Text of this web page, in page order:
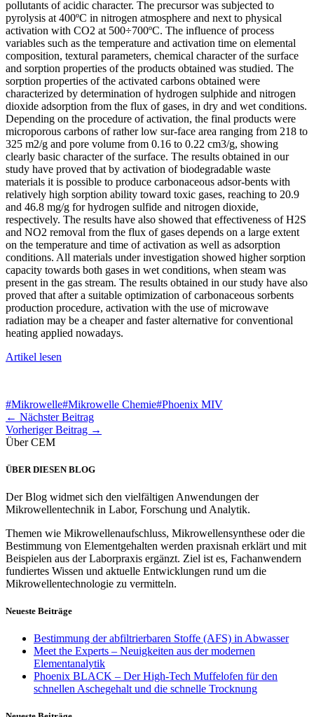
pollutants of acidic character. The precursor was subjected to
pyrolysis at 400ºC in nitrogen atmosphere and next to physical
activation with CO2 at 500÷700ºC. The influence of process
variables such as the temperature and activation time on elemental
composition, textural parameters, chemical character of the surface
and sorption properties of the products obtained was studied. The
sorption properties of the activated carbons obtained were
characterized by determination of hydrogen sulphide and nitrogen
dioxide adsorption from the flux of gases, in dry and wet conditions.
Depending on the procedure of activation, the final products were
microporous carbons of rather low sur-face area ranging from 218 to
325 m2/g and pore volume from 0.16 to 0.22 cm3/g, showing
clearly basic character of the surface. The results obtained in our
study have proved that by activation of biodegradable waste
materials it is possible to produce carbonaceous adsor-bents with
relatively high sorption ability toward toxic gases, reaching to 20.9
and 46.8 mg/g for hydrogen sulfide and nitrogen dioxide,
respectively. The results have also showed that effectiveness of H2S
and NO2 removal from the flux of gases depends on a large extent
on the temperature and time of activation as well as adsorption
conditions. All materials under investigation showed higher sorption
capacity towards both gases in wet conditions, when steam was
present in the gas stream. The results obtained in our study have also
proved that after a suitable optimization of carbonaceous sorbents
production procedure, activation with the use of microwave
radiation may be a cheaper and faster alternative for conventional
heating applied nowadays.
Artikel lesen
#Mikrowelle#Mikrowelle Chemie#Phoenix MIV
← Nächster Beitrag
Vorheriger Beitrag →
Über CEM
ÜBER DIESEN BLOG
Der Blog widmet sich den vielfältigen Anwendungen der
Mikrowellentechnik in Labor, Forschung und Analytik.
Themen wie Mikrowellenaufschluss, Mikrowellensynthese oder die
Bestimmung von Elementgehalten werden praxisnah erklärt und mit
Beispielen aus der Laborpraxis ergänzt. Ziel ist es, Fachanwendern
fundiertes Wissen und aktuelle Entwicklungen rund um die
Mikrowellentechnologie zu vermitteln.
Neueste Beiträge
Bestimmung der abfiltrierbaren Stoffe (AFS) in Abwasser
Meet the Experts – Neuigkeiten aus der modernen
Elementanalytik
Phoenix BLACK – Der High-Tech Muffelofen für den
schnellen Aschegehalt und die schnelle Trocknung